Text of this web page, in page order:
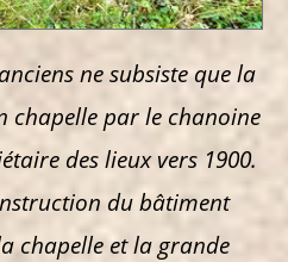
ne subsiste que la
chapelle par le chanoine
des lieux vers 1900.
du bâtiment
chapelle et la grande